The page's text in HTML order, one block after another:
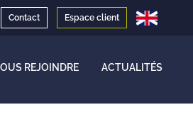
Contact Espace client
REJOINDRE ACTUALITÉS